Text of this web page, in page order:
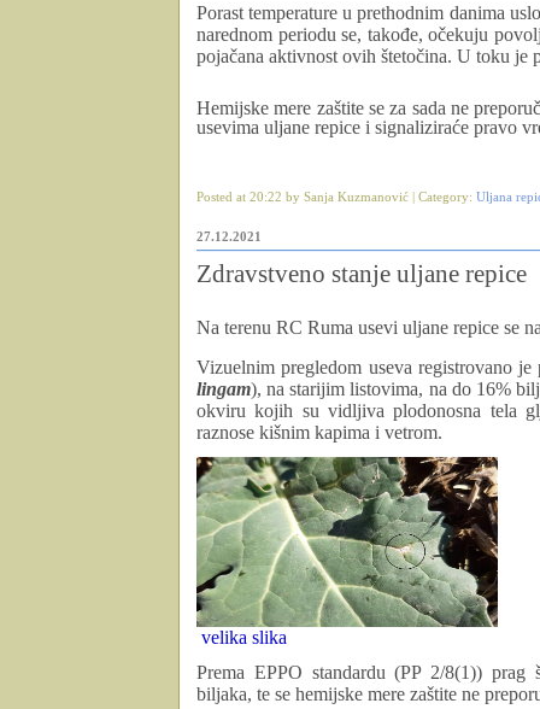
Porast temperature u prethodnim danima
narednom periodu se, takođe, očekuju
pojačana aktivnost ovih štetočina. U toku je
Hemijske mere zaštite se za sada ne
usevima uljane repice i signaliziraće pravo
Posted at 20:22 by Sanja Kuzmanović | Category: Uljana
27.12.2021
Zdravstveno stanje uljane repice
Na terenu RC Ruma usevi uljane repice se
Vizuelnim pregledom useva registrovano
lingam), na starijim listovima, na do 16%
okviru kojih su vidljivaplodonosna tela
raznose kišnim kapima i vetrom.
velika slika
Prema EPPO standardu (PP 2/8(1)) prag
biljaka, te se hemijske mere zaštite ne